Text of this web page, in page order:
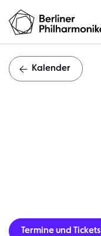
Kalender
Termine und Tickets